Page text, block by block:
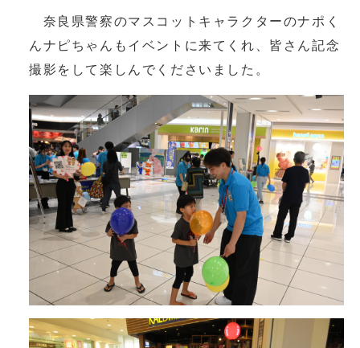
奈良県警察のマスコットキャラクターのナポく
んナピちゃんもイベントに来てくれ、皆さん記念
撮影をして楽しんでくださいました。